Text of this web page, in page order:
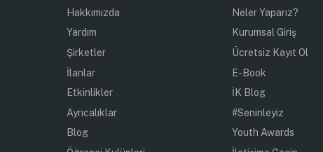
Hakkımızda
Yardım
Şirketler
İlanlar
Etkinlikler
Ayrıcalıklar
Blog
Neler Yaparız?
Kurumsal Giriş
Ücretsiz Kayıt Ol
E-Book
İK Blog
#Seninleyiz
Youth Awards